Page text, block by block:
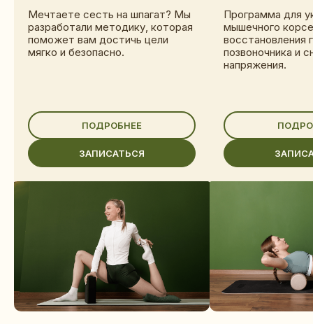
Мечтаете сесть на шпагат? Мы
разработали методику, которая
поможет вам достичь цели
мягко и безопасно.
ПОДРОБНЕЕ
ЗАПИСАТЬСЯ
Программа для
мышечного
восстановления
позвоночника и
напряжения.
ПОДАРОЧНЫЙ
СЕРТИФИКАТ ОТ NUGA
Идеальный подарок для тех, кто
КУПИТЬ СЕРТИФИКАТ